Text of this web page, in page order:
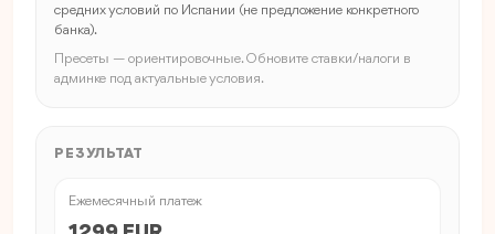
средних условий по Испании (не предложение конкретного
банка).
Пресеты — ориентировочные. Обновите ставки/налоги в
админке под актуальные условия.
РЕЗУЛЬТАТ
Ежемесячный платеж